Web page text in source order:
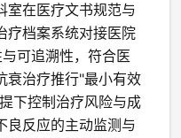
室在医疗文书规范与
疗档案系统对接医院
可追溯性，符合医
衰治疗推行"最小有效
下控制治疗风险与成
良反应的主动监测与